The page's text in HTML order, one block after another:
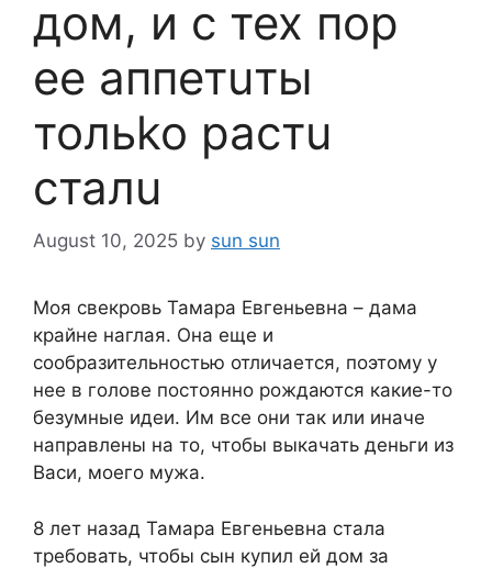
дoм, и с тех пop
ee aппетuты
тольko pacтu
сталu
August 10, 2025 by sun sun
Моя свекровь Тамара Евгеньевна – дама
крайне наглая. Она еще и
сообразительностью отличается, поэтому у
нее в голове постоянно рождаются какие-то
безумные идеи. Им все они так или иначе
направлены на то, чтобы выкачать деньги из
Васи, моего мужа.
8 лет назад Тамара Евгеньевна стала
требовать, чтобы сын купил ей дом за